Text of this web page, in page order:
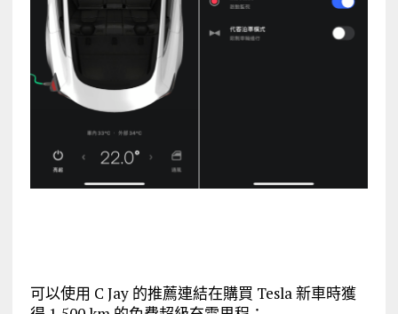
可以使用 C Jay 的推薦連結在購買 Tesla 新車時獲